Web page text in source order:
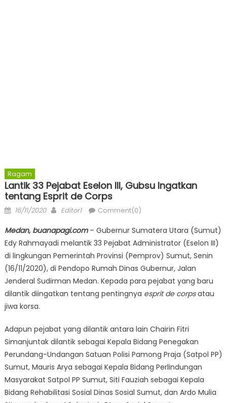
Ragam
Lantik 33 Pejabat Eselon III, Gubsu Ingatkan
tentang Esprit de Corps
Posted
16/11/2020 Author
Editor1 Comment(0)
Medan, buanapagi.com– Gubernur Sumatera Utara (Sumut)
Edy Rahmayadi melantik 33 Pejabat Administrator (Eselon III)
di lingkungan Pemerintah Provinsi (Pemprov) Sumut, Senin
(16/11/2020), di Pendopo Rumah Dinas Gubernur, Jalan
Jenderal Sudirman Medan. Kepada para pejabat yang baru
dilantik diingatkan tentang pentingnya esprit de corpsatau
jiwa korsa.
Adapun pejabat yang dilantik antara lain Chairin Fitri
Simanjuntak dilantik sebagai Kepala Bidang Penegakan
Perundang-Undangan Satuan Polisi Pamong Praja (Satpol PP)
Sumut, Mauris Arya sebagai Kepala Bidang Perlindungan
Masyarakat Satpol PP Sumut, Siti Fauziah sebagai Kepala
Bidang Rehabilitasi Sosial Dinas Sosial Sumut, dan Ardo Mulia